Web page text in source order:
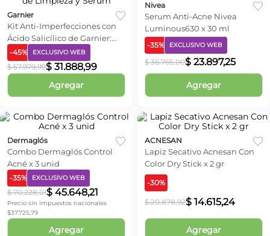
Garnier
Kit Anti-Imperfecciones con
Ácido Salicílico de Garnier:
Gel de Limpieza y Serum
-45% EXCLUSIVO WEB
$ 57.979,99$ 31.888,99
Agregar
Nivea
Serum Anti-Acne Nivea
Luminous630 x 30 ml
-35% EXCLUSIVO WEB
$ 36.765,00$ 23.897,25
Agregar
Dermaglós
Combo Dermaglós Control
Acné x 3 unid
-35% EXCLUSIVO WEB
$ 70.228,01$ 45.648,21
Precio sin impuestos nacionales
$37.725,79
Agregar
ACNESAN
Lapiz Secativo Acnesan Con
Color Dry Stick x 2 gr
-30%
$ 20.878,92$ 14.615,24
Agregar